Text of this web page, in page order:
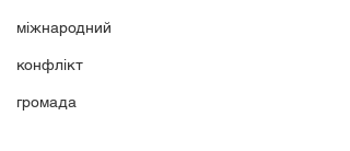
міжнародний
конфлікт
громада